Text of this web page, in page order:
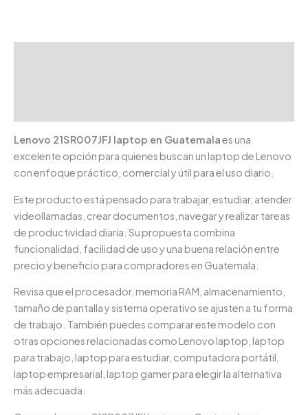
Lenovo 21SR007JFJ laptop en Guatemalaes una
excelente opción para quienes buscan un laptop de Lenovo
con enfoque práctico, comercial y útil para el uso diario.
Este producto está pensado para trabajar, estudiar, atender
videollamadas, crear documentos, navegar y realizar tareas
de productividad diaria. Su propuesta combina
funcionalidad, facilidad de uso y una buena relación entre
precio y beneficio para compradores en Guatemala.
Revisa que el procesador, memoria RAM, almacenamiento,
tamaño de pantalla y sistema operativo se ajusten a tu forma
de trabajo. También puedes comparar este modelo con
otras opciones relacionadas como Lenovo laptop, laptop
para trabajo, laptop para estudiar, computadora portátil,
laptop empresarial, laptop gamer para elegir la alternativa
más adecuada.